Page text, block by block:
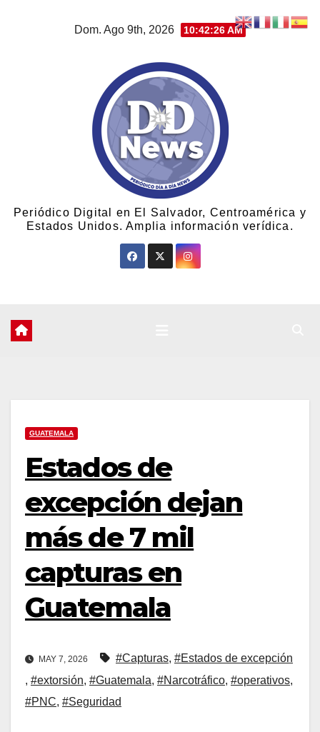
Dom. Ago 9th, 2026 10:42:27 AM
Periódico Digital en El Salvador, Centroamérica y
Estados Unidos. Amplia información verídica.
GUATEMALA
Estados de
excepción dejan
más de 7 mil
capturas en
Guatemala
MAY 7, 2026 #Capturas, #Estados de excepción
, #extorsión, #Guatemala, #Narcotráfico, #operativos,
#PNC, #Seguridad